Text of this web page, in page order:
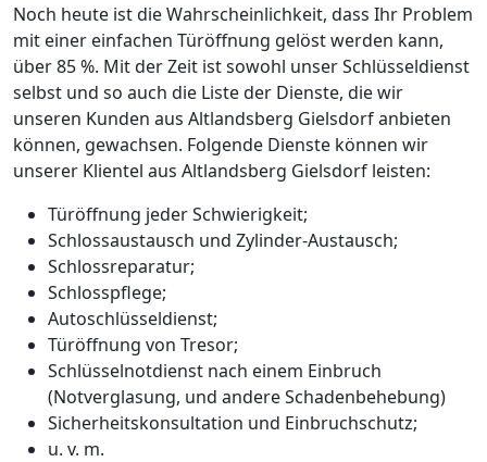
Noch heute ist die Wahrscheinlichkeit, dass Ihr Problem
mit einer einfachen Türöffnung gelöst werden kann,
über 85 %. Mit der Zeit ist sowohl unser Schlüsseldienst
selbst und so auch die Liste der Dienste, die wir
unseren Kunden aus Altlandsberg Gielsdorf anbieten
können, gewachsen. Folgende Dienste können wir
unserer Klientel aus Altlandsberg Gielsdorf leisten:
Türöffnung jeder Schwierigkeit;
Schlossaustausch und Zylinder-Austausch;
Schlossreparatur;
Schlosspflege;
Autoschlüsseldienst;
Türöffnung von Tresor;
Schlüsselnotdienst nach einem Einbruch
(Notverglasung, und andere Schadenbehebung)
Sicherheitskonsultation und Einbruchschutz;
u. v. m.